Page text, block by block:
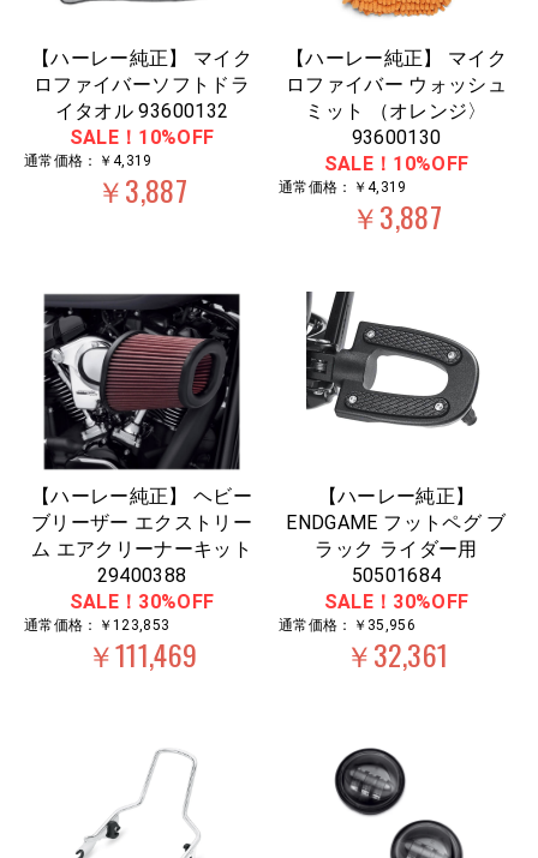
【ハーレー純正】 マイク
ロファイバーソフトドラ
イタオル 93600132
SALE！10%OFF
通常価格：￥4,319
￥3,887
【ハーレー純正】 マイク
ロファイバー ウォッシュ
ミット （オレンジ〉
93600130
SALE！10%OFF
通常価格：￥4,319
￥3,887
【ハーレー純正】 ヘビー
ブリーザー エクストリー
ム エアクリーナーキット
29400388
SALE！30%OFF
通常価格：￥123,853
￥111,469
【ハーレー純正】
ENDGAME フットペグ ブ
ラック ライダー用
50501684
SALE！30%OFF
通常価格：￥35,956
￥32,361